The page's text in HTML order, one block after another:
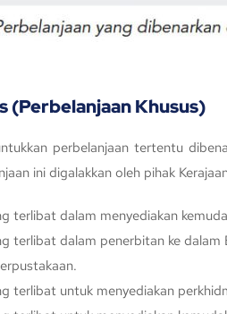
(Perbelanjaan Khusus)
perbelanjaan tertentu
ini digalakkan oleh pihak
terlibat dalam menyediakan
terlibat dalam penerbitan ke dalam
terlibat untuk menyediakan